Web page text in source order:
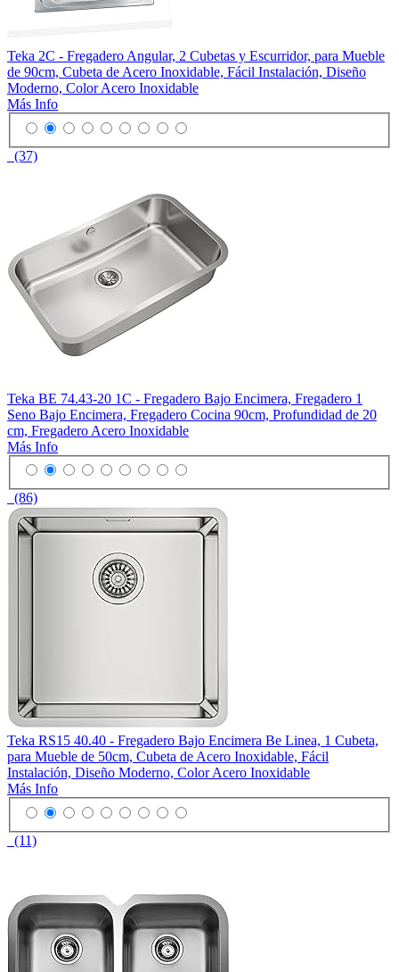
Teka 2C - Fregadero Angular, 2 Cubetas y Escurridor, para Mueble
de 90cm, Cubeta de Acero Inoxidable, Fácil Instalación, Diseño
Moderno, Color Acero Inoxidable
Más Info
(37)
Teka BE 74.43-20 1C - Fregadero Bajo Encimera, Fregadero 1
Seno Bajo Encimera, Fregadero Cocina 90cm, Profundidad de 20
cm, Fregadero Acero Inoxidable
Más Info
(86)
Teka RS15 40.40 - Fregadero Bajo Encimera Be Linea, 1 Cubeta,
para Mueble de 50cm, Cubeta de Acero Inoxidable, Fácil
Instalación, Diseño Moderno, Color Acero Inoxidable
Más Info
(11)